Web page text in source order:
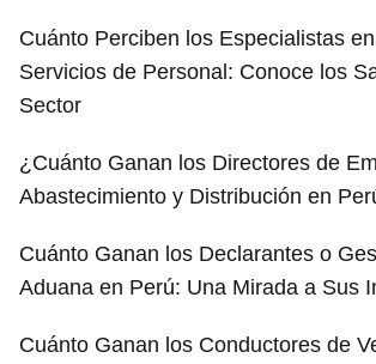
Cuánto Perciben los Especialistas
Servicios de Personal: Conoce los
Sector
¿Cuánto Ganan los Directores de
Abastecimiento y Distribución en
Cuánto Ganan los Declarantes o
Aduana en Perú: Una Mirada a Sus
Cuánto Ganan los Conductores de